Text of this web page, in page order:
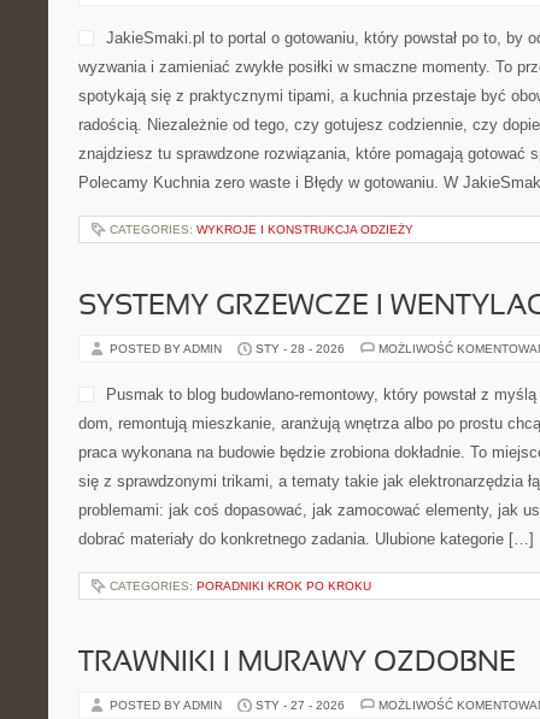
JakieSmaki.pl to portal o gotowaniu, który powstał po to, by
wyzwania i zamieniać zwykłe posiłki w smaczne momenty. To
spotykają się z praktycznymi tipami, a kuchnia przestaje być
radością. Niezależnie od tego, czy gotujesz codziennie, czy
znajdziesz tu sprawdzone rozwiązania, które pomagają gotować
Polecamy Kuchnia zero waste i Błędy w gotowaniu. W
CATEGORIES: WYKROJE I KONSTRUKCJA ODZIEŻY
SYSTEMY GRZEWCZE I
POSTED BY ADMIN STY - 28 - 2026 MOŻLIWOŚĆ
Pusmak to blog budowlano-remontowy, który powstał z
dom, remontują mieszkanie, aranżują wnętrza albo po prostu
praca wykonana na budowie będzie zrobiona dokładnie. To
się z sprawdzonymi trikami, a tematy takie jak elektronarzędzia
problemami: jak coś dopasować, jak zamocować elementy, jak
dobrać materiały do konkretnego zadania. Ulubione kategorie […]
CATEGORIES: PORADNIKI KROK PO KROKU
TRAWNIKI I MURAWY OZDOBNE
POSTED BY ADMIN STY - 27 - 2026 MOŻLIWOŚĆ